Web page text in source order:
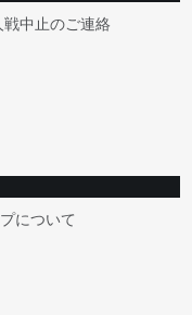
戦中止のご連絡
について